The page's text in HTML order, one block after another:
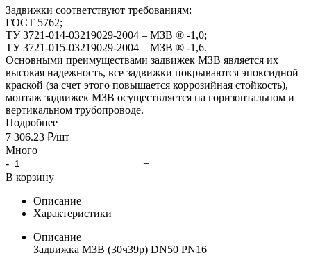
Задвижки соответствуют требованиям:
ГОСТ 5762;
ТУ 3721-014-03219029-2004 – МЗВ ® -1,0;
ТУ 3721-015-03219029-2004 – МЗВ ® -1,6.
Основными преимуществами задвижек МЗВ является их
высокая надежность, все задвижки покрываются эпоксидной
краской (за счет этого повышается коррозийная стойкость),
монтаж задвижек МЗВ осуществляется на горизонтальном и
вертикальном трубопроводе.
Подробнее
7 306.23 ₽/шт
Много
-
+
В корзину
Описание
Характеристики
Описание
Задвижка МЗВ (30ч39р) DN50 PN16